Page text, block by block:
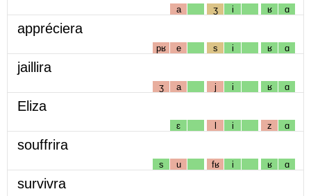
a ʒ i ʁ ɑ
appréciera
pʁ e s i ʁ ɑ
jaillira
ʒ a j i ʁ ɑ
Eliza
ɛ l i z ɑ
souffrira
s u fʁ i ʁ ɑ
survivra